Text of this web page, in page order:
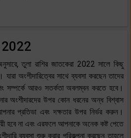
2022
তুলা রাশির জাতকেরা 2022 সালে কিছু
অংশীদারিত্বের সাথে ব্যবসা করছেন তাদের
সম্পর্কে আরও সতর্কতা অবলম্বন করতে হবে।
অংশীদারদের উপর কোন ধরনের অন্ধ বিশ্বাস
প্রতিভা এবং দক্ষতার উপর নির্ভর করুন।
হবে না এবং এরফলে আপনাকে অনেক কষ্ট পেতে
ব্যবসা শুরু করার পরিকল্পনা করছেন তাহলে